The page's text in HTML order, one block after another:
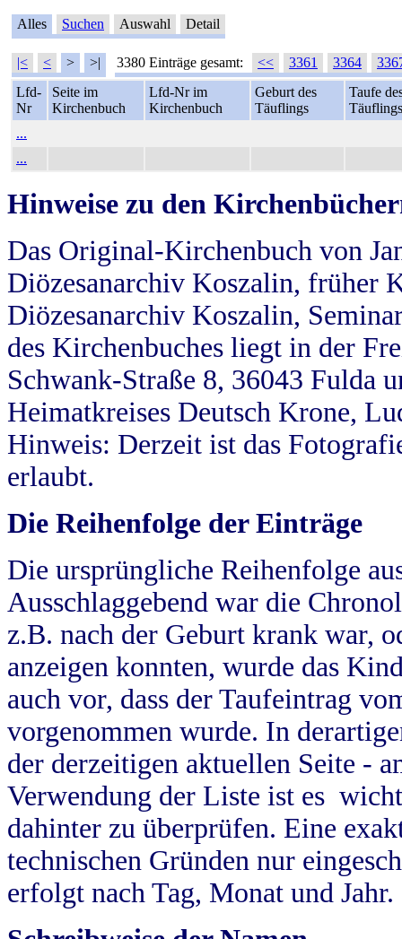
Alles Suchen Auswahl Detail
|< < > >| 3380 Einträge gesamt: << 3361 3364
Lfd-
Nr
Seite im
Kirchenbuch
Lfd-Nr im
Kirchenbuch
Geburt des
Täuflings
Taufe
Täuflings
...
...
Hinweise zu den
Das Original-Kirchenbuch von
Diözesanarchiv Koszalin, früher
Diözesanarchiv Koszalin,
des Kirchenbuches liegt in der
Schwank-Straße 8, 36043 Fulda
Heimatkreises Deutsch Krone,
Hinweis: Derzeit ist das
erlaubt.
Die Reihenfolge der Einträge
Die ursprüngliche Reihenfolge
Ausschlaggebend war die
z.B. nach der Geburt krank war,
anzeigen konnten, wurde das
auch vor, dass der Taufeintrag
vorgenommen wurde. In
der derzeitigen aktuellen Seite -
Verwendung der Liste ist es
dahinter zu überprüfen. Eine
technischen Gründen nur
erfolgt nach Tag, Monat und Jahr.